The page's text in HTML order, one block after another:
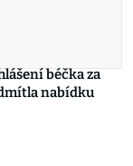
béčka za
nabídku